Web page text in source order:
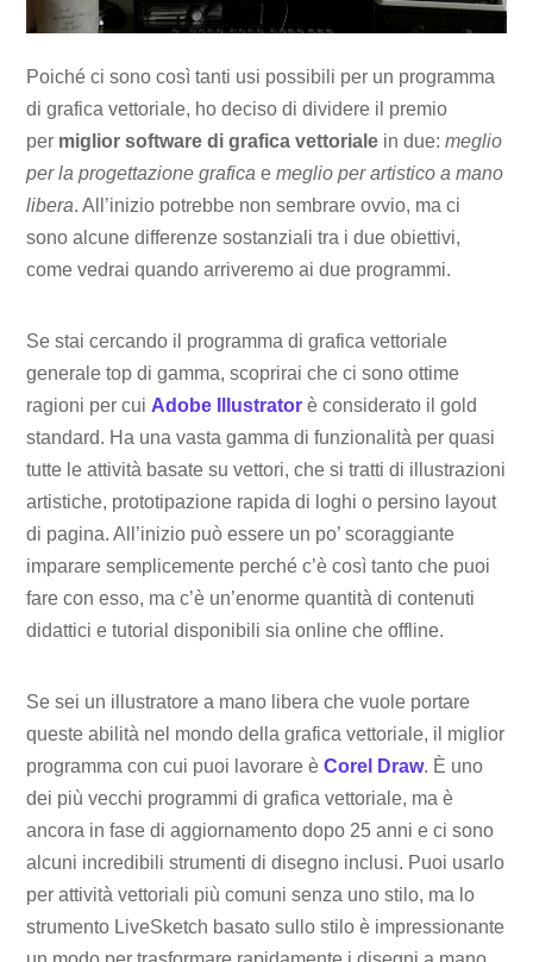
Poiché ci sono così tanti usi possibili per un programma
di grafica vettoriale, ho deciso di dividere il premio
per miglior software di grafica vettoriale in due:meglio
per la progettazione grafica emeglio per artistico a mano
libera. All’inizio potrebbe non sembrare ovvio, ma ci
sono alcune differenze sostanziali tra i due obiettivi,
come vedrai quando arriveremo ai due programmi.
Se stai cercando il programma di grafica vettoriale
generale top di gamma, scoprirai che ci sono ottime
ragioni per cui Adobe Illustrator è considerato il gold
standard. Ha una vasta gamma di funzionalità per quasi
tutte le attività basate su vettori, che si tratti di illustrazioni
artistiche, prototipazione rapida di loghi o persino layout
di pagina. All’inizio può essere un po’ scoraggiante
imparare semplicemente perché c’è così tanto che puoi
fare con esso, ma c’è un’enorme quantità di contenuti
didattici e tutorial disponibili sia online che offline.
Se sei un illustratore a mano libera che vuole portare
queste abilità nel mondo della grafica vettoriale, il miglior
programma con cui puoi lavorare èCorel Draw. È uno
dei più vecchi programmi di grafica vettoriale, ma è
ancora in fase di aggiornamento dopo 25 anni e ci sono
alcuni incredibili strumenti di disegno inclusi. Puoi usarlo
per attività vettoriali più comuni senza uno stilo, ma lo
strumento LiveSketch basato sullo stilo è impressionante